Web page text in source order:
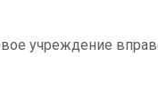
учреждение